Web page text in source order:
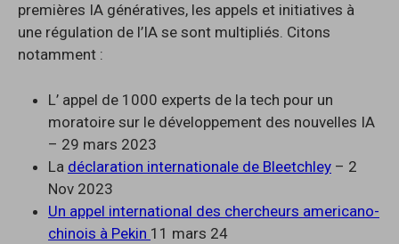
premières IA génératives, les appels et initiatives à
une régulation de l’IA se sont multipliés. Citons
notamment :
L’ appel de 1000 experts de la tech pour un
moratoire sur le développement des nouvelles IA
– 29 mars 2023
La déclaration internationale de Bleetchley – 2
Nov 2023
Un appel international des chercheurs americano-
chinois à Pekin 11 mars 24